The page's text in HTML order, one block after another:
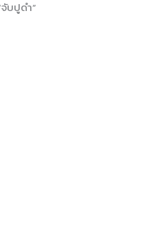
บปูดำ”